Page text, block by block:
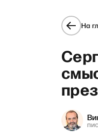
На